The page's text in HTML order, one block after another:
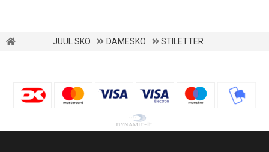
JUUL SKO DAMESKO STILETTER